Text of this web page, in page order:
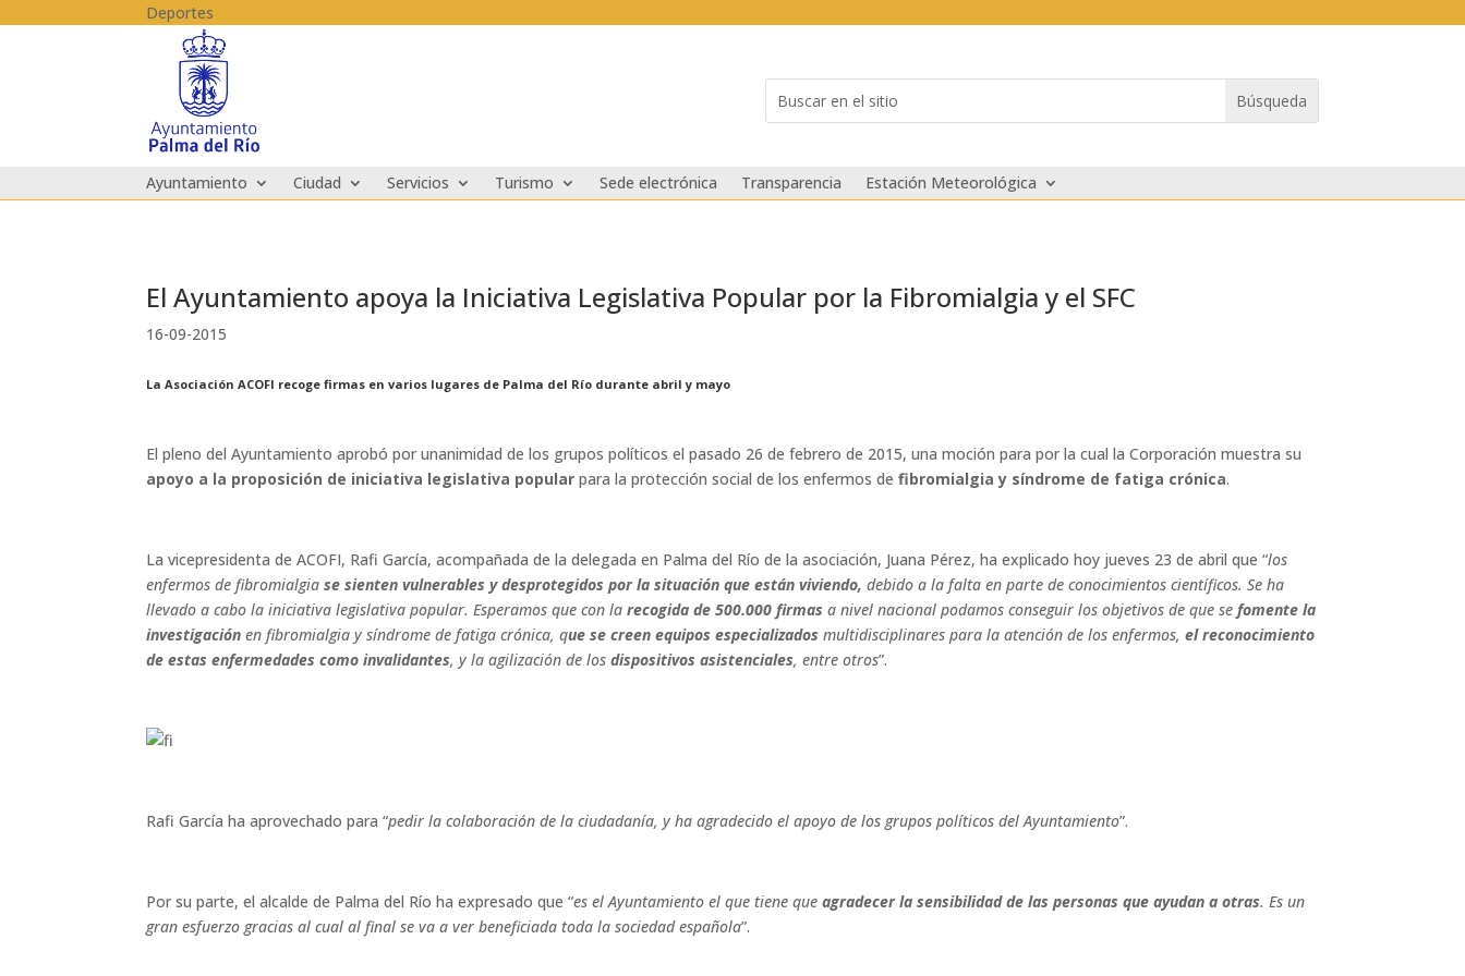
Deportes
for...
Ayuntamiento Ciudad Servicios Turismo Sede electrónica Transparencia Estación Meteorológica
El Ayuntamiento apoya la Iniciativa Legislativa Popular por la Fibromialgia y el SFC
16-09-2015
La Asociación ACOFI recoge firmas en varios lugares de Palma del Río durante abril y mayo
El pleno del Ayuntamiento aprobó por unanimidad de los grupos políticos el pasado 26 de febrero de 2015, una moción para por la cual la Corporación muestra su
apoyo a la proposición de iniciativa legislativa popular para la protección social de los enfermos defibromialgia y síndrome de fatiga crónica.
La vicepresidenta de ACOFI, Rafi García, acompañada de la delegada en Palma del Río de la asociación, Juana Pérez, ha explicado hoy jueves 23 de abril que “los
enfermos de fibromialgiase sienten vulnerables y desprotegidos por la situación que están viviendo, debido a la falta en parte de conocimientos científicos. Se ha
llevado a cabo la iniciativa legislativa popular. Esperamos que con larecogida de 500.000 firmas a nivel nacional podamos conseguir los objetivos de que se fomente la
investigación en fibromialgia y síndrome de fatiga crónica, que se creen equipos especializadosmultidisciplinares para la atención de los enfermos,el reconocimiento
de estas enfermedades como invalidantes, y la agilización de los dispositivos asistenciales, entre otros”.
Rafi García ha aprovechado para “pedir la colaboración de la ciudadanía, y ha agradecido el apoyo de los grupos políticos del Ayuntamiento”.
Por su parte, el alcalde de Palma del Río ha expresado que “es el Ayuntamiento el que tiene que agradecer la sensibilidad de las personas que ayudan a otras. Es un
gran esfuerzo gracias al cual al final se va a ver beneficiada toda la sociedad española”.